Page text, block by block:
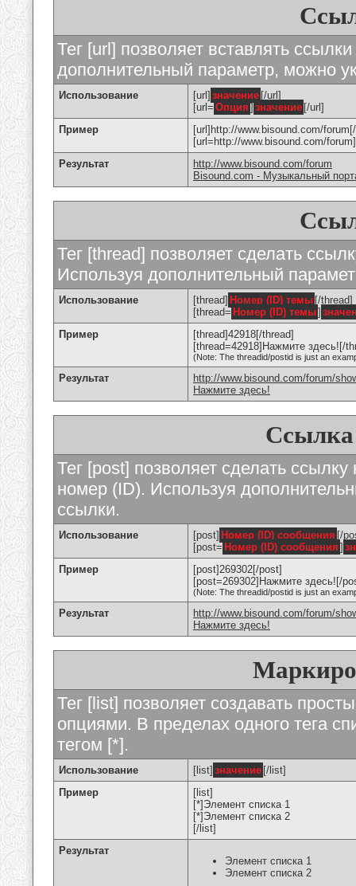
Тег [url] позволяет вставлять
дополнительный параметр, можно
Использование [url] значение [/url]
[url= Опция ] значение [/url]
Пример
[url]http://www.bisound.com/
[url=http://www.bisound.com/
Результат
http://www.bisound.com/forum
Bisound.com - Музыкальный
Тег [thread] позволяет сделать
Используя дополнительный
Использование [thread] Номер (ID) темы [/thread]
[thread= Номер (ID) темы]
Пример
[thread]42918[/thread]
[thread=42918]Нажмите здесь![/
(Note: The threadid/postid is just an
Результат
http://www.bisound.com/forum/
Нажмите здесь!
Ссылка
Тег [post] позволяет сделать
номер (ID). Используя
ссылки.
Использование [post] Номер (ID) сообщения [/
[post= Номер (ID) сообщения ]
Пример
[post]269302[/post]
[post=269302]Нажмите здесь![/
(Note: The threadid/postid is just an
Результат
http://www.bisound.com/forum/
Нажмите здесь!
Тег [list] позволяет создавать
опциями. В пределах одного тега
тегом [*].
Использование [list] значение [/list]
Пример
[list]
[*]Элемент списка 1
[*]Элемент списка 2
[/list]
Результат
Элемент списка 1
Элемент списка 2